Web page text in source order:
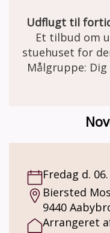
Udflugt til
Et tilbud om
stuehuset for
Den gamle
indrettet som
Målgruppe:
Fredag d.
Biersted
9440
Arrangeret